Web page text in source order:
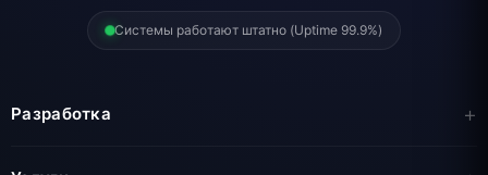
Системы работают штатно (Uptime 99.9%)
Разработка